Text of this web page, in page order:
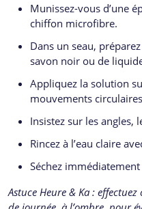
Munissez-vous d’une
chiffon microfibre.
Dans un seau,
savon noir ou de
Appliquez la solution
mouvements
Insistez sur les angles,
Rincez à l’eau claire
Séchez
Astuce Heure & Ka :